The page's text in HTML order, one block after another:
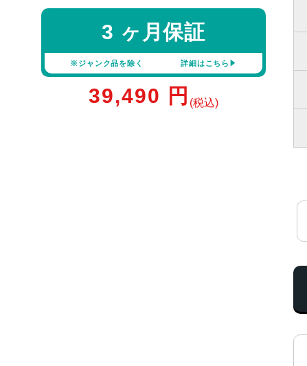
3 ヶ月保証
※ジャンク品を除く 詳細はこちら
39,490 円 (税込)